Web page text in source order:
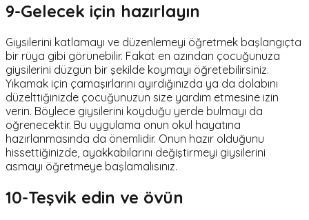
9-Gelecek için hazırlayın
Giysilerini katlamayı ve düzenlemeyi öğretmek başlangıçta
bir rüya gibi görünebilir. Fakat en azından çocuğunuza
giysilerini düzgün bir şekilde koymayı öğretebilirsiniz.
Yıkamak için çamaşırlarını ayırdığınızda ya da dolabını
düzelttiğinizde çocuğunuzun size yardım etmesine izin
verin. Böylece giysilerini koyduğu yerde bulmayı da
öğrenecektir. Bu uygulama onun okul hayatına
hazırlanmasında da önemlidir. Onun hazır olduğunu
hissettiğinizde, ayakkabılarını değiştirmeyi giysilerini
asmayı öğretmeye başlamalısınız.
10-Teşvik edin ve övün